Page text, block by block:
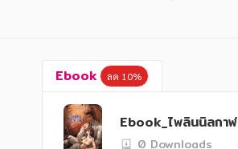
Ebook ลด 10%
Ebook_ไพลินนิลกาฬ
0 Downloads